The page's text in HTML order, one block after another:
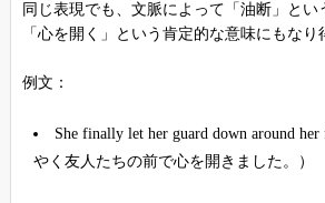
同じ表現でも、文脈によって「油断」とい
「心を開く」という肯定的な意味にもなり
例文：
She finally let her guard down around
やく友人たちの前で心を開きました。）